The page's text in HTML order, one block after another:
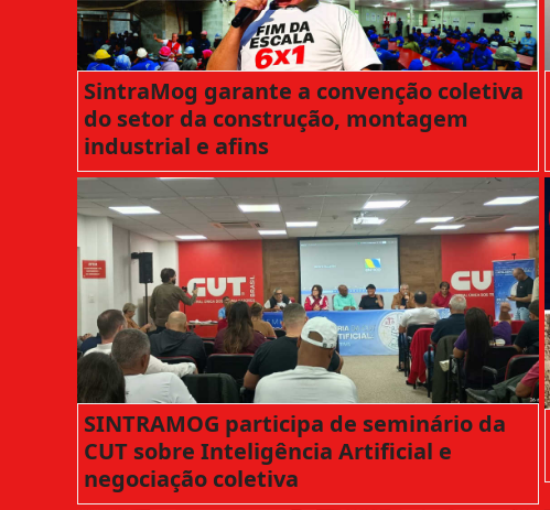
SintraMog garante a convenção coletiva
do setor da construção, montagem
industrial e afins
SINTRAMOG participa de seminário da
CUT sobre Inteligência Artificial e
negociação coletiva